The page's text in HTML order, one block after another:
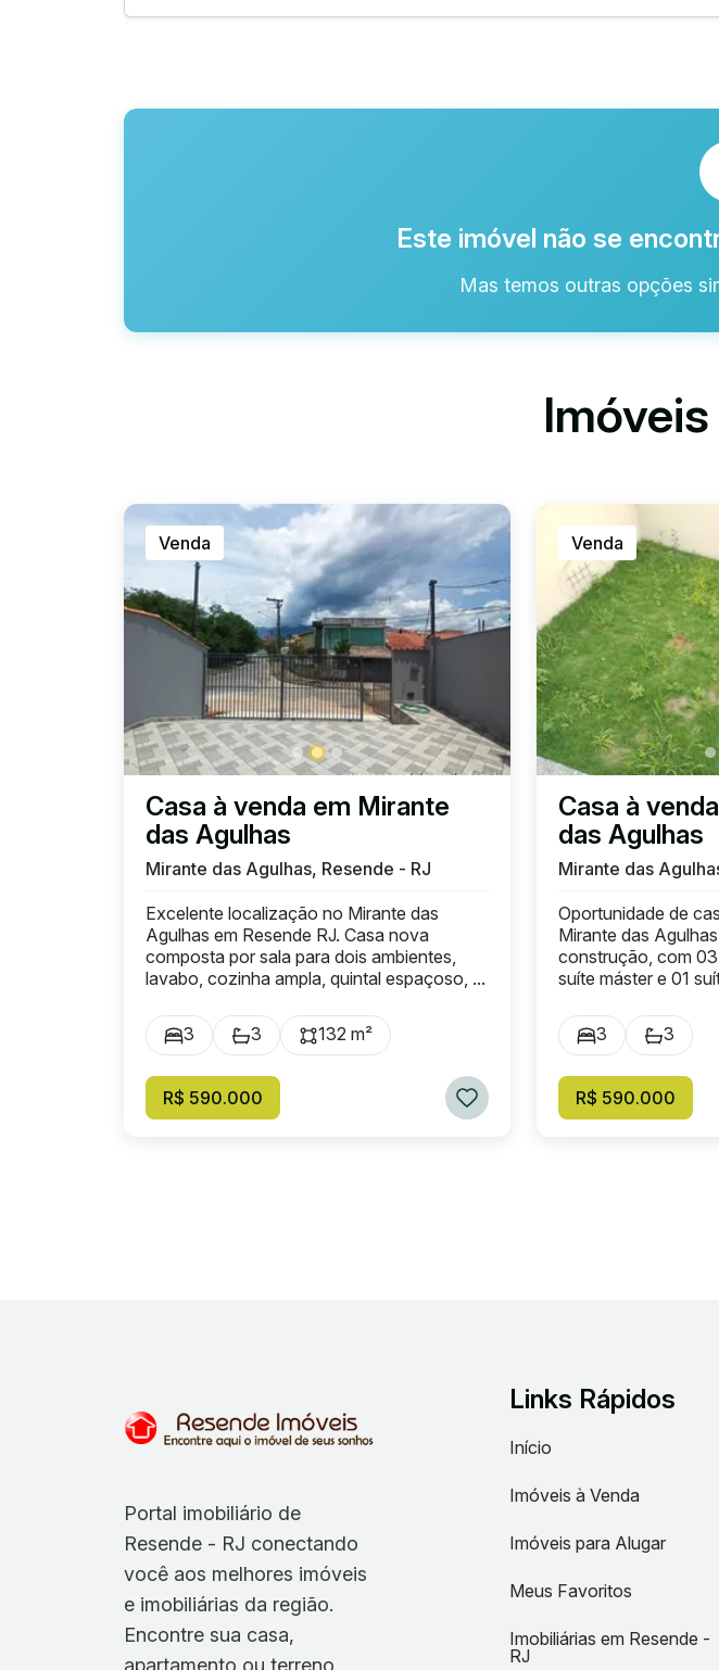
Este imóvel não se
Mas temos outras opções
Venda
Casa à venda em Mirante
das Agulhas
Mirante das Agulhas, Resende - RJ
Excelente localização no Mirante das
Agulhas em Resende RJ. Casa nova
composta por sala para dois ambientes,
lavabo, cozinha ampla, quintal espaçoso, ...
3 3 132 m²
R$ 590.000
Venda
Casa à
das Agulhas
Mirante das
Oportunidade de
Mirante das
construção, com
suíte máster e 01
3 3
R$ 590.000
Portal imobiliário de
Resende - RJ conectando
você aos melhores imóveis
e imobiliárias da região.
Encontre sua casa,
apartamento ou terreno
Links Rápidos
Início
Imóveis à Venda
Imóveis para Alugar
Meus Favoritos
Imobiliárias em Resende -
RJ